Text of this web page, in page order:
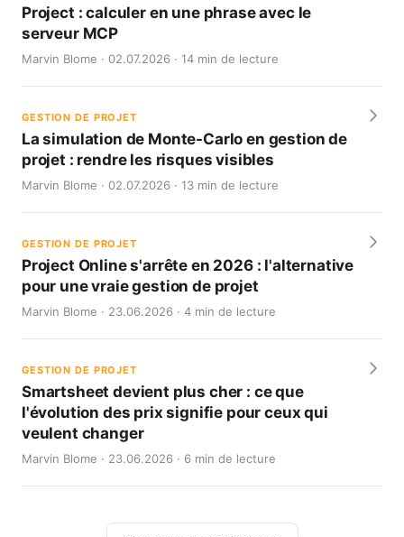
Project : calculer en une phrase avec le
serveur MCP
Marvin Blome · 02.07.2026 · 14 min de lecture
GESTION DE PROJET
La simulation de Monte-Carlo en gestion de
projet : rendre les risques visibles
Marvin Blome · 02.07.2026 · 13 min de lecture
GESTION DE PROJET
Project Online s'arrête en 2026 : l'alternative
pour une vraie gestion de projet
Marvin Blome · 23.06.2026 · 4 min de lecture
GESTION DE PROJET
Smartsheet devient plus cher : ce que
l'évolution des prix signifie pour ceux qui
veulent changer
Marvin Blome · 23.06.2026 · 6 min de lecture